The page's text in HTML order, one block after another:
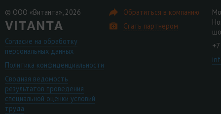
© ООО «Витанта», 2026
Согласие на обработку
персональных данных
Политика конфиденциальности
Сводная ведомость
результатов проведения
специальной оценки условий
труда
Обратиться в компанию
Стать партнером